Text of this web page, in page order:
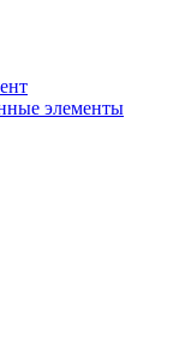
элементы